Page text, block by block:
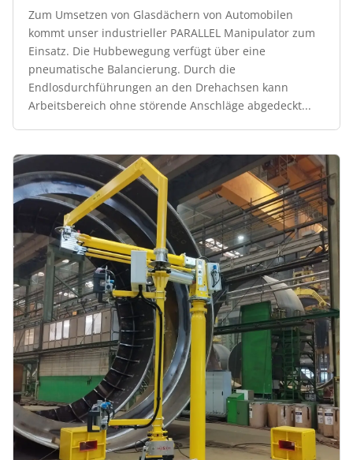
Zum Umsetzen von Glasdächern von Automobilen
kommt unser industrieller PARALLEL Manipulator zum
Einsatz. Die Hubbewegung verfügt über eine
pneumatische Balancierung. Durch die
Endlosdurchführungen an den Drehachsen kann
Arbeitsbereich ohne störende Anschläge abgedeckt...